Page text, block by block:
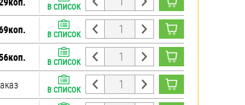
В СПИСОК
В СПИСОК
В СПИСОК
В СПИСОК